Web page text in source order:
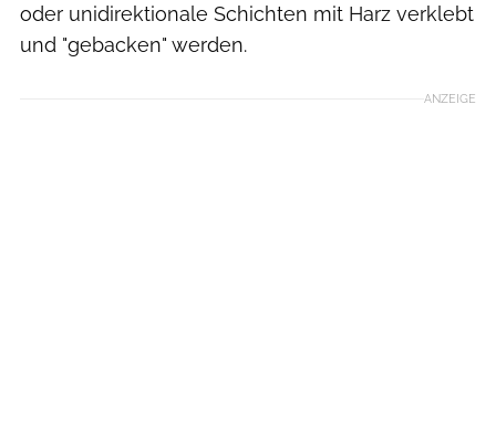
oder unidirektionale Schichten mit Harz verklebt
und "gebacken" werden.
ANZEIGE